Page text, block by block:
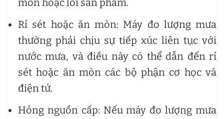
mòn hoặc lỗi sản phẩm.
Rỉ sét hoặc ăn mòn: Máy đo lượng mưa
thường phải chịu sự tiếp xúc liên tục với
nước mưa, và điều này có thể dẫn đến rỉ
sét hoặc ăn mòn các bộ phận cơ học và
điện tử.
Hỏng nguồn cấp: Nếu máy đo lượng mưa